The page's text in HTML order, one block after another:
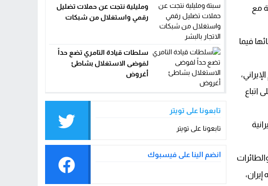
مع
فيما
اتباع
ومليلية نتجت عن حملات تضليل
رقمي واستغلال من شبكات
سلطات قيادة التامري تضع حداً
لفوضى الاستغلال بشاطئ
أغروض
تابعونا على تويتر
تابعونا على تويتر
انضم الينا على فيسبوك